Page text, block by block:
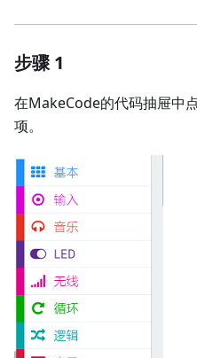
步骤 1
在MakeCode的代码抽屉中
项。